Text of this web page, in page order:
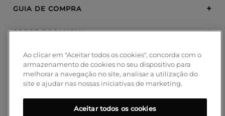
GUIA DE COMPRA
SOBRE BOSANOVA
INSPIRATION
MÉTODOS DE PAGAMENTO
Ao clicar em "Aceitar todos os cookies", concorda com o
armazenamento de cookies no seu dispositivo para
melhorar a navegação no site, analisar a utilização do
site e ajudar nas nossas iniciativas de marketing.
Aceitar todos os cookies